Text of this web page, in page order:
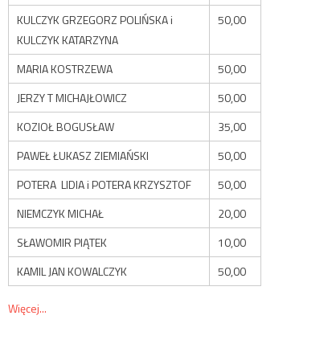
KULCZYK GRZEGORZ POLIŃSKA i
KULCZYK KATARZYNA
50,00
MARIA KOSTRZEWA
50,00
JERZY T MICHAJŁOWICZ
50,00
KOZIOŁ BOGUSŁAW
35,00
PAWEŁ ŁUKASZ ZIEMIAŃSKI
50,00
POTERA LIDIA i POTERA KRZYSZTOF
50,00
NIEMCZYK MICHAŁ
20,00
SŁAWOMIR PIĄTEK
10,00
KAMIL JAN KOWALCZYK
50,00
Więcej...